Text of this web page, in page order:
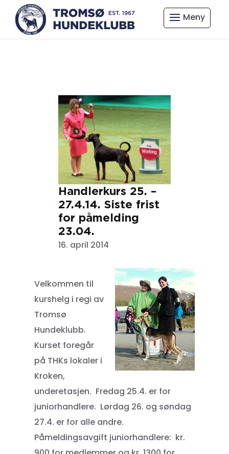
Handlerkurs 25. –
27.4.14. Siste frist
for påmelding
23.04.
16. april 2014
Velkommen til
kurshelg i regi av
Tromsø
Hundeklubb.
Kurset foregår
på THKs lokaler i
Kroken,
underetasjen. Fredag 25.4. er for
juniorhandlere. Lørdag 26. og søndag
27.4. er for alle andre.
Påmeldingsavgift juniorhandlere: kr.